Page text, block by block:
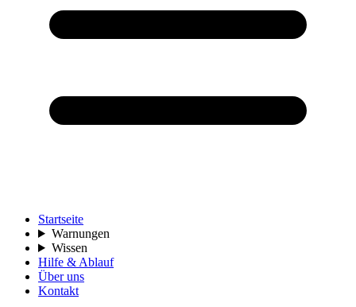
Startseite
Warnungen
Wissen
Hilfe & Ablauf
Über uns
Kontakt